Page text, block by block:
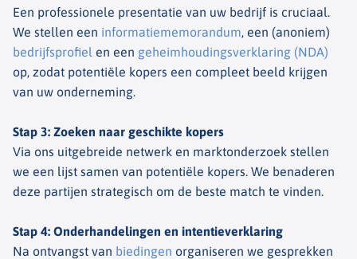
Een professionele presentatie van uw bedrijf is cruciaal.
We stellen een informatiememorandum, een (anoniem)
bedrijfsprofiel en een geheimhoudingsverklaring (NDA)
op, zodat potentiële kopers een compleet beeld krijgen
van uw onderneming.
Stap 3: Zoeken naar geschikte kopers
Via ons uitgebreide netwerk en marktonderzoek stellen
we een lijst samen van potentiële kopers. We benaderen
deze partijen strategisch om de beste match te vinden.
Stap 4: Onderhandelingen en intentieverklaring
Na ontvangst van biedingen organiseren we gesprekken